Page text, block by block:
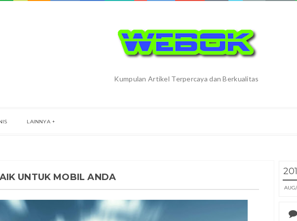
Kumpulan Artikel Terpercaya dan Berkualitas
LAINNYA
AUG
UNTUK MOBIL ANDA